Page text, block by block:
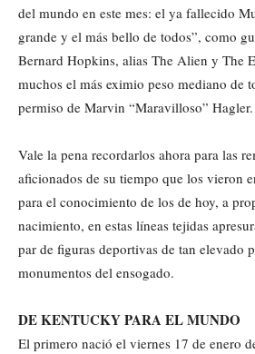
del mundo en este mes: el ya fallecido
grande y el más bello de todos”, como
Bernard Hopkins, alias The Alien y The
muchos el más eximio peso mediano de
permiso de Marvin “Maravilloso” Hagler.
Vale la pena recordarlos ahora para las
aficionados de su tiempo que los vieron
para el conocimiento de los de hoy, a
nacimiento, en estas líneas tejidas
par de figuras deportivas de tan elevado
monumentos del ensogado.
DE KENTUCKY PARA EL MUNDO
El primero nació el viernes 17 de enero